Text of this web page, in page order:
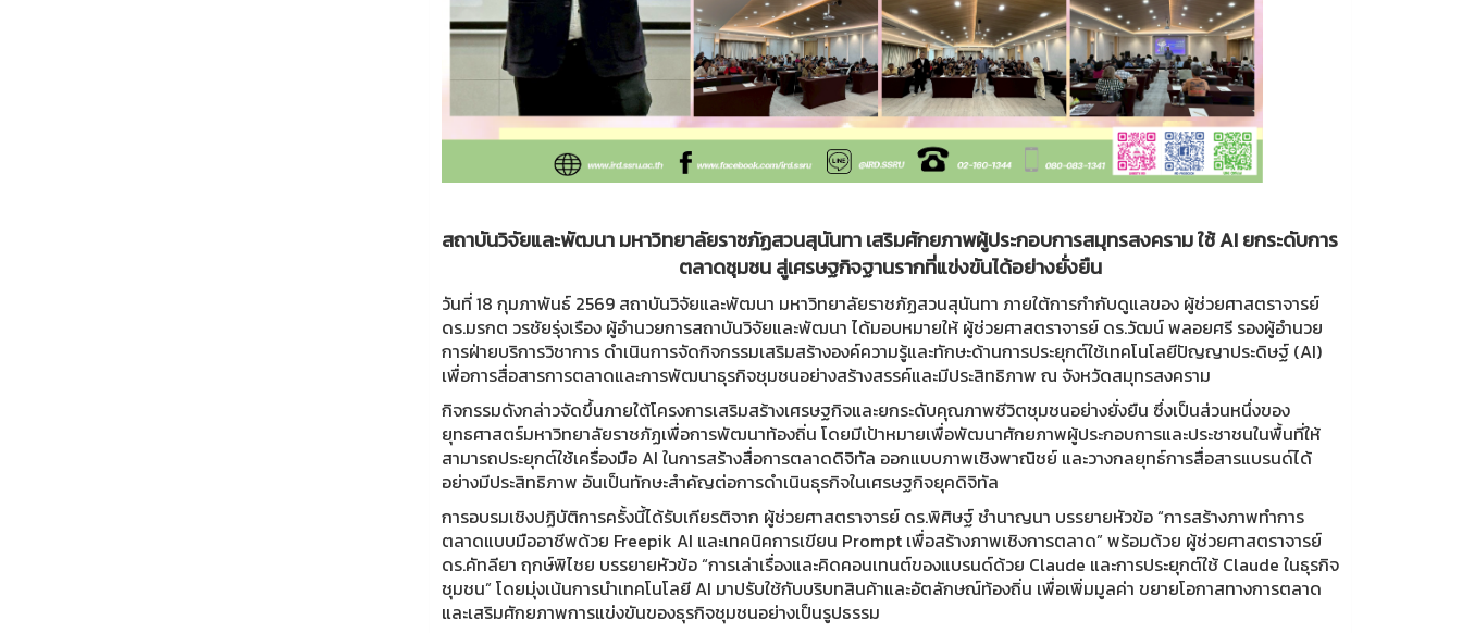
สถาบันวิจัยและพัฒนา มหาวิทยาลัยราชภัฏสวนสุนันทา เสริมศักยภาพผู้ประกอบการสมุทรสงคราม ใช้ AI ยกระดับการ
ตลาดชุมชน สู่เศรษฐกิจฐานรากที่แข่งขันได้อย่างยั่งยืน
วันที่ 18 กุมภาพันธ์ 2569 สถาบันวิจัยและพัฒนา มหาวิทยาลัยราชภัฏสวนสุนันทา ภายใต้การกำกับดูแลของ ผู้ช่วยศาสตราจารย์
ดร.มรกต วรชัยรุ่งเรือง ผู้อำนวยการสถาบันวิจัยและพัฒนา ได้มอบหมายให้ ผู้ช่วยศาสตราจารย์ ดร.วัฒน์ พลอยศรี รองผู้อำนวย
การฝ่ายบริการวิชาการ ดำเนินการจัดกิจกรรมเสริมสร้างองค์ความรู้และทักษะด้านการประยุกต์ใช้เทคโนโลยีปัญญาประดิษฐ์ (AI)
เพื่อการสื่อสารการตลาดและการพัฒนาธุรกิจชุมชนอย่างสร้างสรรค์และมีประสิทธิภาพ ณ จังหวัดสมุทรสงคราม
กิจกรรมดังกล่าวจัดขึ้นภายใต้โครงการเสริมสร้างเศรษฐกิจและยกระดับคุณภาพชีวิตชุมชนอย่างยั่งยืน ซึ่งเป็นส่วนหนึ่งของ
ยุทธศาสตร์มหาวิทยาลัยราชภัฏเพื่อการพัฒนาท้องถิ่น โดยมีเป้าหมายเพื่อพัฒนาศักยภาพผู้ประกอบการและประชาชนในพื้นที่ให้
สามารถประยุกต์ใช้เครื่องมือ AI ในการสร้างสื่อการตลาดดิจิทัล ออกแบบภาพเชิงพาณิชย์ และวางกลยุทธ์การสื่อสารแบรนด์ได้
อย่างมีประสิทธิภาพ อันเป็นทักษะสำคัญต่อการดำเนินธุรกิจในเศรษฐกิจยุคดิจิทัล
การอบรมเชิงปฏิบัติการครั้งนี้ได้รับเกียรติจาก ผู้ช่วยศาสตราจารย์ ดร.พิศิษฐ์ ชำนาญนา บรรยายหัวข้อ “การสร้างภาพทำการ
ตลาดแบบมืออาชีพด้วย Freepik AI และเทคนิคการเขียน Prompt เพื่อสร้างภาพเชิงการตลาด” พร้อมด้วย ผู้ช่วยศาสตราจารย์
ดร.คัทลียา ฤกษ์พิไชย บรรยายหัวข้อ “การเล่าเรื่องและคิดคอนเทนต์ของแบรนด์ด้วย Claude และการประยุกต์ใช้ Claude ในธุรกิจ
ชุมชน” โดยมุ่งเน้นการนำเทคโนโลยี AI มาปรับใช้กับบริบทสินค้าและอัตลักษณ์ท้องถิ่น เพื่อเพิ่มมูลค่า ขยายโอกาสทางการตลาด
และเสริมศักยภาพการแข่งขันของธุรกิจชุมชนอย่างเป็นรูปธรรม